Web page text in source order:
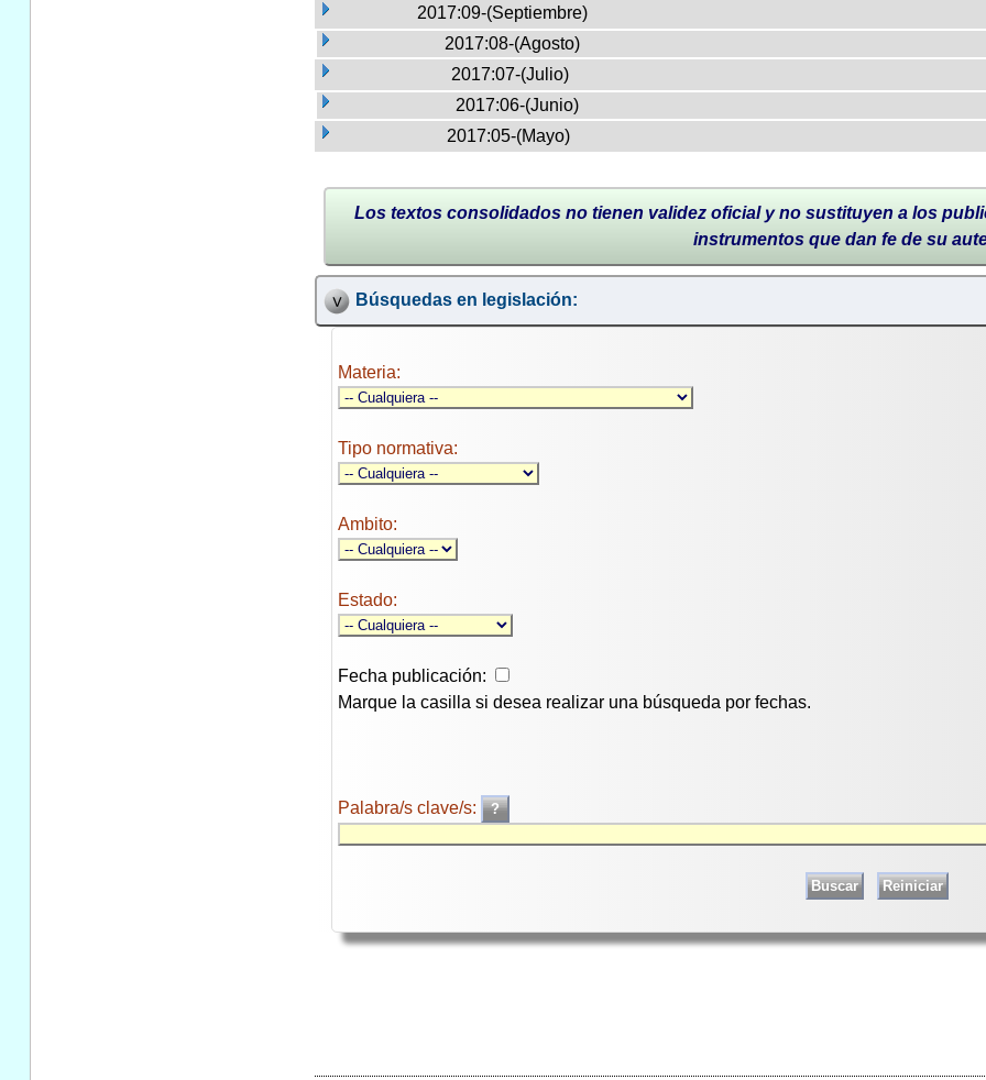
2017:09-(Septiembre)
2017:08-(Agosto)
2017:07-(Julio)
2017:06-(Junio)
2017:05-(Mayo)
Los textos consolidados no tienen validez oficial y no sustituyen a los
instrumentos que dan fe de su
Búsquedas en legislación:
Materia:
Tipo normativa:
Ambito:
Estado:
Fecha publicación:
Marque la casilla si desea realizar una búsqueda por fechas.
Palabra/s clave/s: